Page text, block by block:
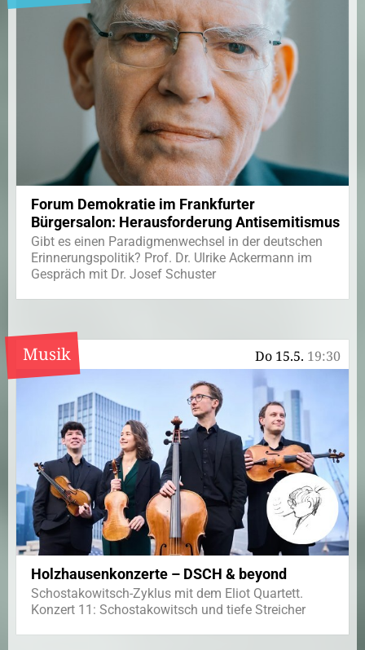
Forum Demokratie im Frankfurter
Bürgersalon: Herausforderung Antisemitismus
Gibt es einen Paradigmenwechsel in der deutschen
Erinnerungspolitik? Prof. Dr. Ulrike Ackermann im
Gespräch mit Dr. Josef Schuster
Do 15.5. 19:30
Musik
Holzhausenkonzerte – DSCH & beyond
Schostakowitsch-Zyklus mit dem Eliot Quartett.
Konzert 11: Schostakowitsch und tiefe Streicher